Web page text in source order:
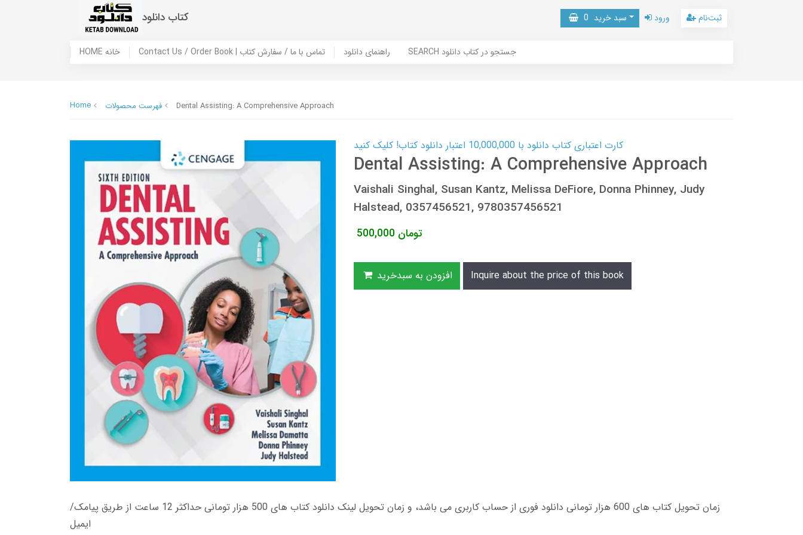
کتاب دانلود سبد خرید 0 ورود ثبت‌نام
HOME خانه Contact Us / Order Book | تماس با ما / سفارش کتاب راهنمای دانلود SEARCH جستجو در کتاب دانلود
Home فهرست محصولات Dental Assisting: A Comprehensive Approach
کارت اعتباری کتاب دانلود با 10,000,000 اعتبار دانلود کتاب! کلیک کنید
Dental Assisting: A Comprehensive Approach
Vaishali Singhal, Susan Kantz, Melissa DeFiore, Donna Phinney, Judy
Halstead, 0357456521, 9780357456521
500,000 تومان
افزودن به سبدخرید Inquire about the price of this book
زمان تحویل کتاب های 600 هزار تومانی دانلود فوری از حساب کاربری می باشد، و زمان تحویل لینک دانلود کتاب های 500 هزار تومانی حداکثر 12 ساعت از طریق پیامک/
ایمیل